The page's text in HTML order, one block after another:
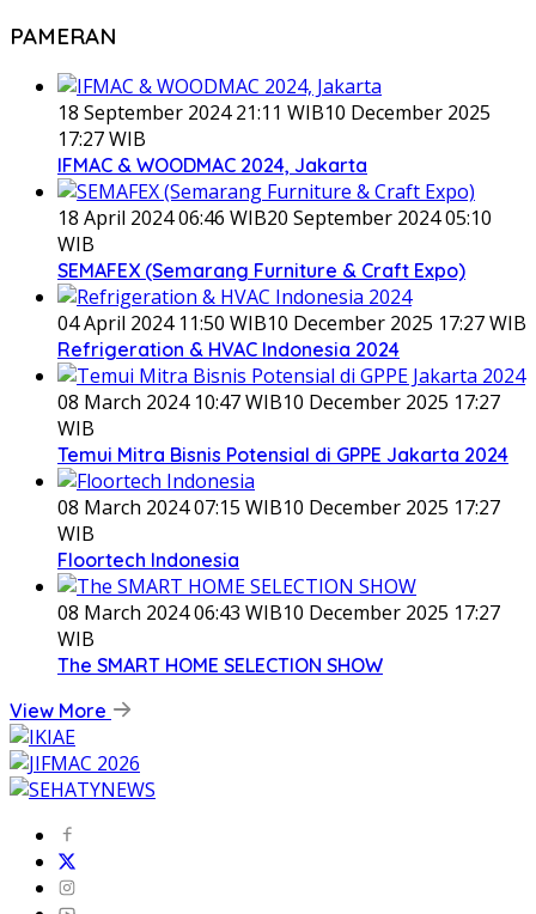
PAMERAN
18 September 2024 21:11 WIB10 December 2025
17:27 WIB
IFMAC & WOODMAC 2024, Jakarta
18 April 2024 06:46 WIB20 September 2024 05:10
WIB
SEMAFEX (Semarang Furniture & Craft Expo)
04 April 2024 11:50 WIB10 December 2025 17:27 WIB
Refrigeration & HVAC Indonesia 2024
08 March 2024 10:47 WIB10 December 2025 17:27
WIB
Temui Mitra Bisnis Potensial di GPPE Jakarta 2024
08 March 2024 07:15 WIB10 December 2025 17:27
WIB
Floortech Indonesia
08 March 2024 06:43 WIB10 December 2025 17:27
WIB
The SMART HOME SELECTION SHOW
View More